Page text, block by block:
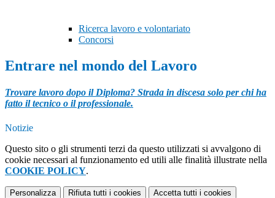
Ricerca lavoro e volontariato
Concorsi
Entrare nel mondo del Lavoro
Trovare lavoro dopo il Diploma? Strada in discesa solo per chi ha
fatto il tecnico o il professionale.
Notizie
Questo sito o gli strumenti terzi da questo utilizzati si avvalgono di
cookie necessari al funzionamento ed utili alle finalità illustrate nella
COOKIE POLICY.
Personalizza Rifiuta tutti i cookies Accetta tutti i cookies